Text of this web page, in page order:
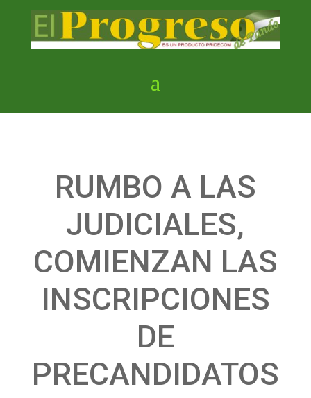
RUMBO A LAS
JUDICIALES,
COMIENZAN LAS
INSCRIPCIONES
DE
PRECANDIDATOS